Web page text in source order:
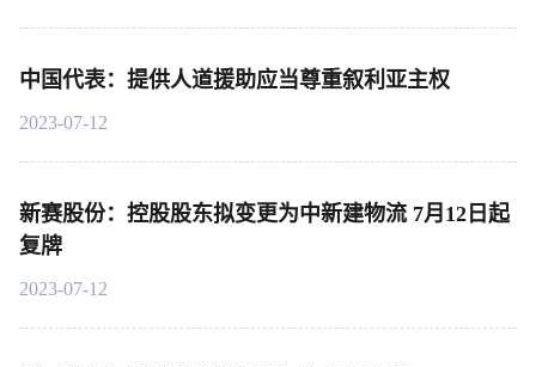
中国代表：提供人道援助应当尊重叙利亚主权
2023-07-12
新赛股份：控股股东拟变更为中新建物流 7月12日起
复牌
2023-07-12